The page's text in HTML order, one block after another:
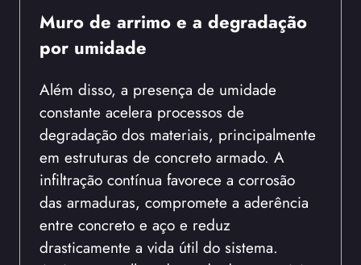
Muro de arrimo e a degradação
por umidade
Além disso, a presença de umidade
constante acelera processos de
degradação dos materiais, principalmente
em estruturas de concreto armado. A
infiltração contínua favorece a corrosão
das armaduras, compromete a aderência
entre concreto e aço e reduz
drasticamente a vida útil do sistema.